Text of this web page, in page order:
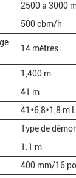
2500 à 3000
500 cbm/h
14 mètres
1,400 m
41 m
41*6,8*1,8 m
Type de
1.1 m
400 mm/16